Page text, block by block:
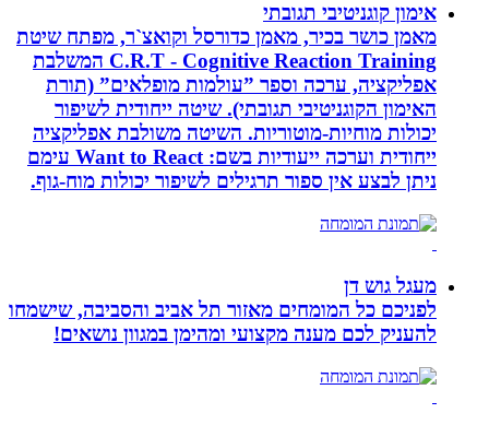
אימון קוגניטיבי תגובתי
מאמן כושר בכיר, מאמן כדורסל וקואצ`ר, מפתח שיטת
C.R.T - Cognitive Reaction Training המשלבת
אפליקציה, ערכה וספר ”עולמות מופלאים” (תורת
האימון הקוגניטיבי תגובתי). שיטה ייחודית לשיפור
יכולות מוחיות-מוטוריות. השיטה משולבת אפליקציה
ייחודית וערכה ייעודיות בשם: Want to React עימם
ניתן לבצע אין ספור תרגילים לשיפור יכולות מוח-גוף.
מעגל גוש דן
לפניכם כל המומחים מאזור תל אביב והסביבה, שישמחו
להעניק לכם מענה מקצועי ומהימן במגוון נושאים!